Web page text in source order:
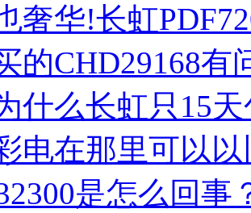
奢华!长虹
的CHD29168有
什么长虹只15
电在那里可以
是怎么回事